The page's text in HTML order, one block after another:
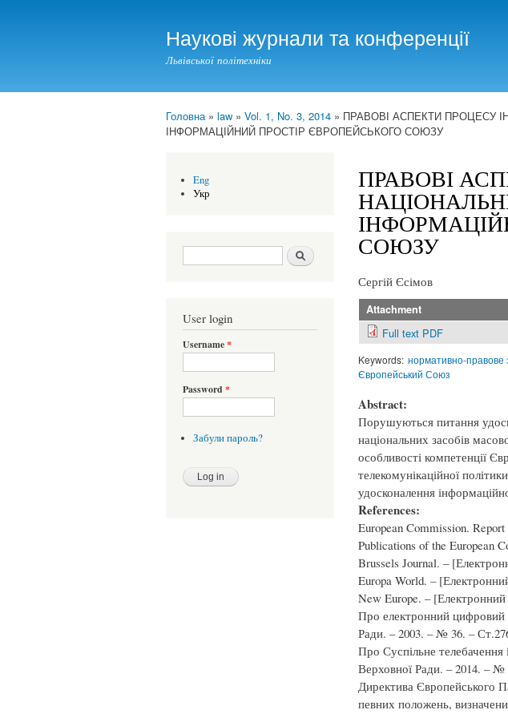
Наукові журнали та конференції
Львівської політехніки
You are here
Головна» law » Vol. 1, No. 3, 2014 » ПРАВОВІ АСПЕКТИ ПРОЦЕСУ
ІНФОРМАЦІЙНИЙ ПРОСТІР ЄВРОПЕЙСЬКОГО СОЮЗУ
Eng
Укр
Search form Шукати
User login
Username*
Password *
Забули пароль?
ПРАВОВІ
СОЮЗУ
Сергій Єсімов
Attachment
Full text PDF
Keywords: нормативно-правове
Європейський Союз
Abstract:
Порушуються питання
національних засобів
особливості компетенції
телекомунікаційної
удосконалення
References:
European Commission.
Publications of the European
Brussels Journal. –
Europa World. –
New Europe. –
Про електронний цифровий
Ради. – 2003. – № 36. –
Про Суспільне
Верховної Ради. – 2014. – №
Директива Європейського
певних положень,